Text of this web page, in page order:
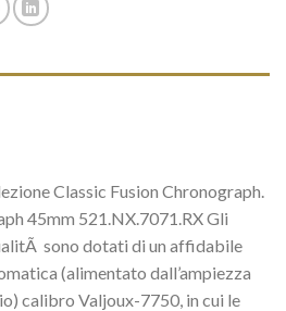
Classic Fusion Chronograph.
45mm 521.NX.7071.RX Gli
sono dotati di un affidabile
(alimentato dall’ampiezza
calibro Valjoux-7750, in cui le